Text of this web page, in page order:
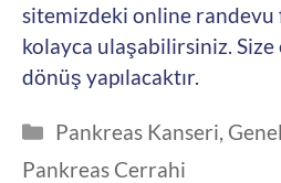
sitemizdeki online
kolayca ulaşabilirsiniz. Size
dönüş yapılacaktır.
Kategoriler
Pankreas Kanseri
Pankreas Cerrahi